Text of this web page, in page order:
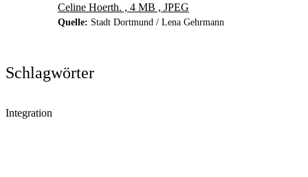
Celine Hoerth. , 4 MB , JPEG
Quelle: Stadt Dortmund / Lena Gehrmann
Schlagwörter
Integration